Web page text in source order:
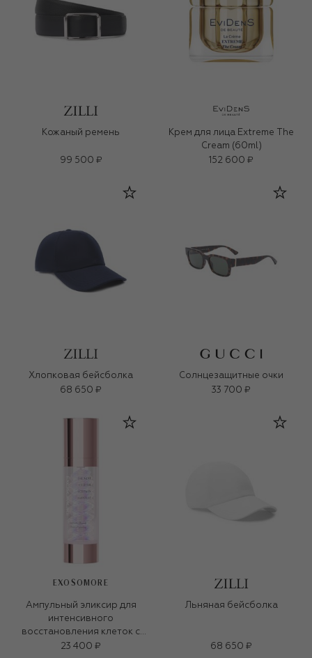
Кожаный ремень
99 500 ₽
Крем для лица Extreme The
Cream (60ml)
152 600 ₽
Хлопковая бейсболка
68 650 ₽
Солнцезащитные очки
33 700 ₽
EXOSOMORE
Ампульный эликсир для
интенсивного
восстановления клеток с
экзосомами (35ml)
23 400 ₽
Льняная бейсболка
68 650 ₽